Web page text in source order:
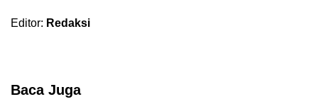
Editor: Redaksi
Baca Juga